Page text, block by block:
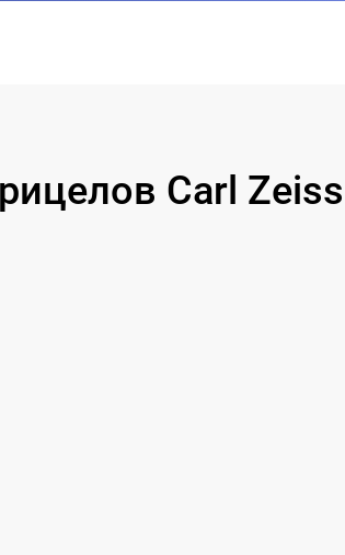
Carl Zeiss